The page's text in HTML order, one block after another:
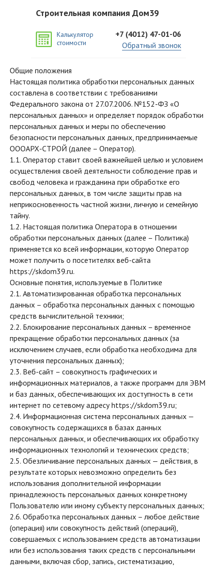
Калькулятор
стоимости
Строительная компания Дом39
+7 (4012) 47-01-06
Обратный звонок
Политика конфиденциальности
Общие положения
Настоящая политика обработки персональных данных
составлена в соответствии с требованиями
Федерального закона от 27.07.2006. №152-ФЗ «О
персональных данных» и определяет порядок обработки
персональных данных и меры по обеспечению
безопасности персональных данных, предпринимаемые
ОООАРХ-СТРОЙ (далее – Оператор).
1.1. Оператор ставит своей важнейшей целью и условием
осуществления своей деятельности соблюдение прав и
свобод человека и гражданина при обработке его
персональных данных, в том числе защиты прав на
неприкосновенность частной жизни, личную и семейную
тайну.
1.2. Настоящая политика Оператора в отношении
обработки персональных данных (далее – Политика)
применяется ко всей информации, которую Оператор
может получить о посетителях веб-сайта
https://skdom39.ru.
Основные понятия, используемые в Политике
2.1. Автоматизированная обработка персональных
данных – обработка персональных данных с помощью
средств вычислительной техники;
2.2. Блокирование персональных данных – временное
прекращение обработки персональных данных (за
исключением случаев, если обработка необходима для
уточнения персональных данных);
2.3. Веб-сайт – совокупность графических и
информационных материалов, а также программ для ЭВМ
и баз данных, обеспечивающих их доступность в сети
интернет по сетевому адресу https://skdom39.ru;
2.4. Информационная система персональных данных —
совокупность содержащихся в базах данных
персональных данных, и обеспечивающих их обработку
информационных технологий и технических средств;
2.5. Обезличивание персональных данных — действия, в
результате которых невозможно определить без
использования дополнительной информации
принадлежность персональных данных конкретному
Пользователю или иному субъекту персональных данных;
2.6. Обработка персональных данных – любое действие
(операция) или совокупность действий (операций),
совершаемых с использованием средств автоматизации
или без использования таких средств с персональными
данными, включая сбор, запись, систематизацию,